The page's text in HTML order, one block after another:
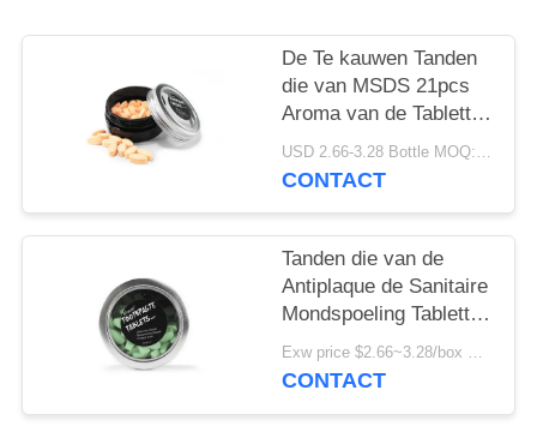
De Te kauwen Tanden
die van MSDS 21pcs
Aroma van de Tabletten
het Chemisch
afbreekbare Kauwgom
USD 2.66-3.28 Bottle MOQ:150 Flessen
CONTACT
Tanden die van de
Antiplaque de Sanitaire
Mondspoeling Tabletten
Zonder binnenband
witten
Exw price $2.66~3.28/box MOQ:5000 Dozen
CONTACT